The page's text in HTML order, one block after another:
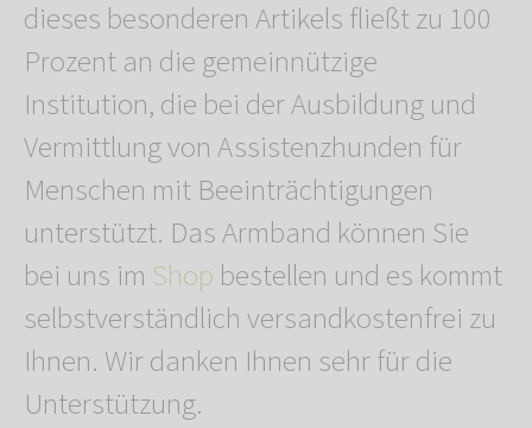
dieses besonderen Artikels fließt zu 100
Prozent an die gemeinnützige
Institution, die bei der Ausbildung und
Vermittlung von Assistenzhunden für
Menschen mit Beeinträchtigungen
unterstützt. Das Armband können Sie
bei uns im Shop bestellen und es kommt
selbstverständlich versandkostenfrei zu
Ihnen. Wir danken Ihnen sehr für die
Unterstützung.